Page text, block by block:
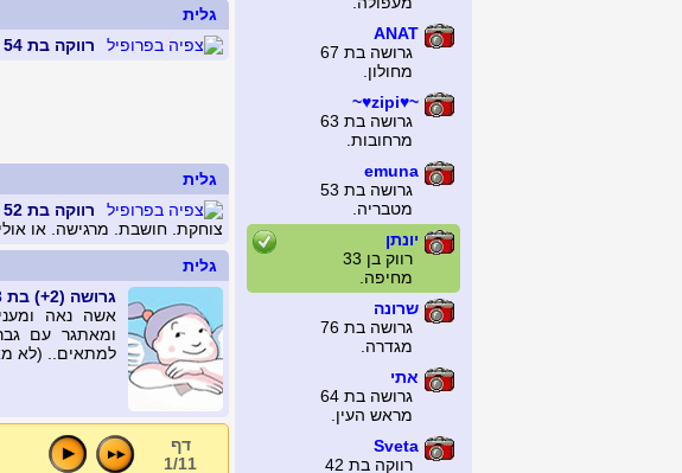
ANAT
גרושה בת 67
מחולון.
~♥zipi♥~
גרושה בת 63
מרחובות.
emuna
גרושה בת 53
מטבריה.
יונתן
רווק בן 33
מחיפה.
שרונה
גרושה בת 76
מגדרה.
אתי
גרושה בת 64
מראש העין.
Sveta
רווקה בת 42
גלית
רווקה בת 54 מחולון, ישראל.
גלית
רווקה בת 52 מנתיבות, ישראל.
צוחקת. חושבת. מרגישה. או
גלית
גרושה (2+) בת 63 מחיפה, ישראל.
אשה נאה
ומאתגר עם
למתאים.. (לא
דף
1/11